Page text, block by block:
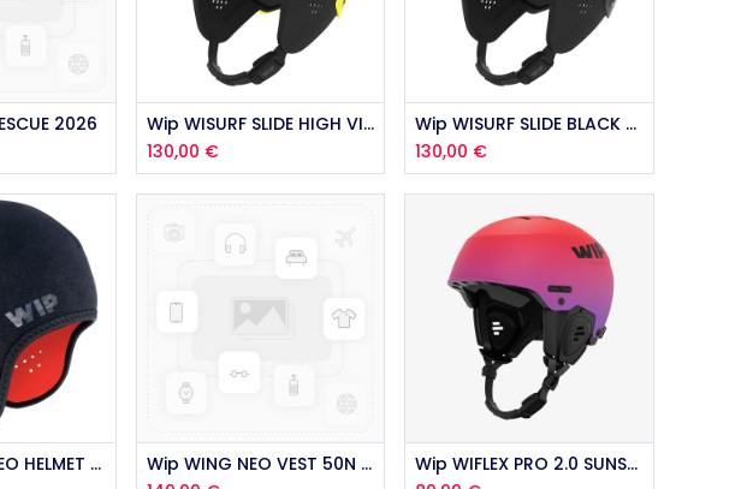
2026
Wip WISURF SLIDE HIGH VIZ 2026
130,00 €
Ajouter au panier
Wip WISURF SLIDE BLACK 2026
130,00 €
Wip WINTER NEO HELMET LINING 2026
Ajouter au panier
Wip WING NEO VEST 50N 2.0 2026
Ajouter au panier
Wip WIFLEX PRO 2.0 SUNSET 2026